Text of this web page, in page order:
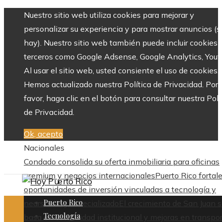
Nuestro sitio web utiliza cookies para mejorar y
personalizar su experiencia y para mostrar anuncios
hay). Nuestro sitio web también puede incluir cookies
terceros como Google Adsense, Google Analytics,
Al usar el sitio web, usted consiente el uso de cookies.
Hemos actualizado nuestra Política de Privacidad. Por
favor, haga clic en el botón para consultar nuestra
de Privacidad.
Ok, acepto
Nacionales
Condado consolida su oferta inmobiliaria para oficinas
premium y negocios internacionalesPuerto Rico
oportunidades de inversión vinculadas a tecnología y
nearshoring especializado El crecimiento de San Juan
basa en estabilidad institucional y mejoras en
Puerto Rico
Tecnología